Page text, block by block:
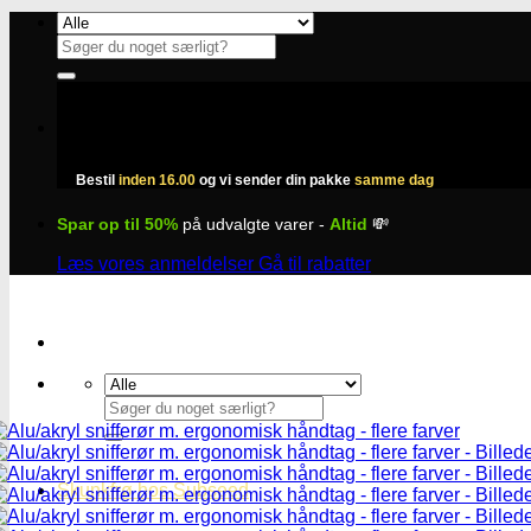
Fortsæt
indhold
Søg
efter:
Bestil inden 16.00 og vi sender din pakke samme dag
Spar op til 50% på udvalgte varer - Altid 💸
Læs vores anmeldelser Gå til rabatter
Søg
efter:
Skunkfrø hos Subseed